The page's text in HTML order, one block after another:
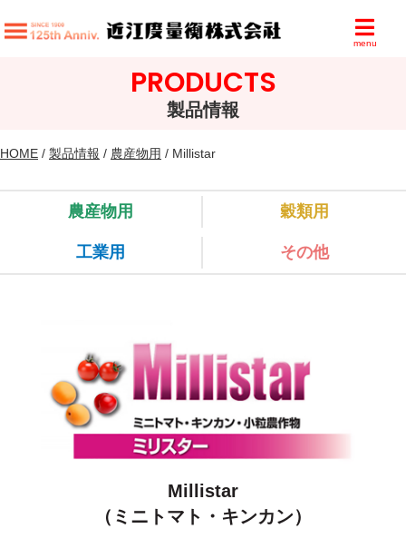
menu
PRODUCTS
製品情報
HOME / 製品情報 / 農産物用 / Millistar
農産物用 穀類用
工業用 その他
Millistar
（ミニトマト・キンカン）